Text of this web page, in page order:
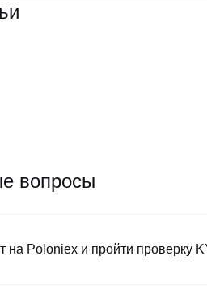
вопросы
на Poloniex и пройти проверку